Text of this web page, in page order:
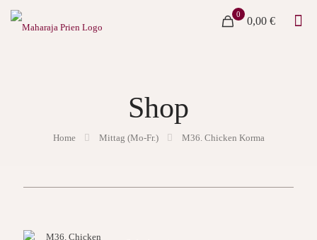
0
0,00 €
Shop
Home Mittag (Mo-Fr.) M36. Chicken Korma